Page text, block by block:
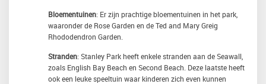
Bloementuinen: Er zijn prachtige bloementuinen in het park,
waaronder de Rose Garden en de Ted and Mary Greig
Rhododendron Garden.
Stranden: Stanley Park heeft enkele stranden aan de Seawall,
zoals English Bay Beach en Second Beach. Deze laatste heeft
ook een leuke speeltuin waar kinderen zich even kunnen